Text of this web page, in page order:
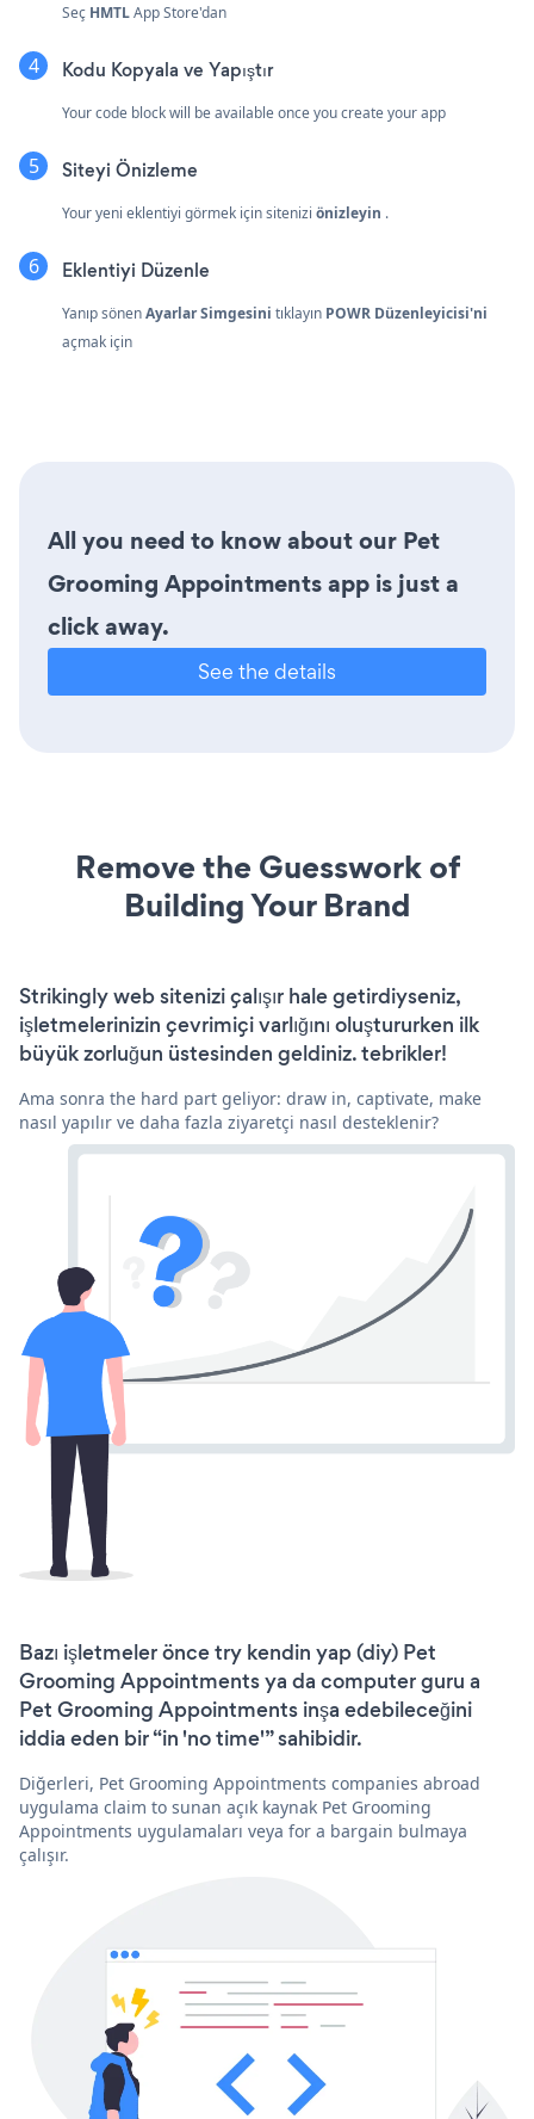
Seç HMTLApp Store'dan
Kodu Kopyala ve Yapıştır
Your code block will be available once you create your app
Siteyi Önizleme
Your yeni eklentiyi görmek için sitenizi önizleyin .
Eklentiyi Düzenle
Yanıp sönenAyarlar Simgesini tıklayın POWR Düzenleyicisi'ni
açmak için
All you need to know about our Pet
Grooming Appointments app is just a
click away.
See the details
Remove the Guesswork of
Building Your Brand
Strikingly web sitenizi çalışır hale getirdiyseniz,
işletmelerinizin çevrimiçi varlığını oluştururken ilk
büyük zorluğun üstesinden geldiniz. tebrikler!
Ama sonra the hard part geliyor: draw in, captivate, make
nasıl yapılır ve daha fazla ziyaretçi nasıl desteklenir?
Bazı işletmeler önce try kendin yap (diy) Pet
Grooming Appointments ya da computer guru a
Pet Grooming Appointments inşa edebileceğini
iddia eden bir “in 'no time'” sahibidir.
Diğerleri, Pet Grooming Appointments companies abroad
uygulama claim to sunan açık kaynak Pet Grooming
Appointments uygulamaları veya for a bargain bulmaya
çalışır.